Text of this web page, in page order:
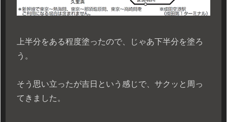
上半分をある程度塗ったので、じゃあ下半分を塗ろ
う。
そう思い立ったが吉日という感じで、サクッと周っ
てきました。